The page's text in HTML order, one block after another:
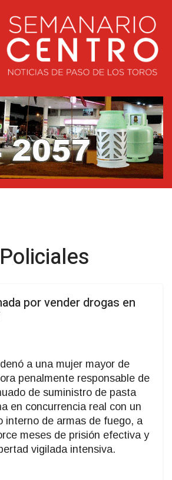
por vender drogas en
a una mujer mayor de
penalmente responsable de
de suministro de pasta
en concurrencia real con un
interno de armas de fuego, a
meses de prisión efectiva y
vigilada intensiva.